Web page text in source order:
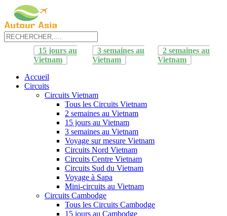
15 jours au
Vietnam
3 semaines au
Vietnam
2 semaines au
Vietnam
Accueil
Circuits
Circuits Vietnam
Tous les Circuits Vietnam
2 semaines au Vietnam
15 jours au Vietnam
3 semaines au Vietnam
Voyage sur mesure Vietnam
Circuits Nord Vietnam
Circuits Centre Vietnam
Circuits Sud du Vietnam
Voyage à Sapa
Mini-circuits au Vietnam
Circuits Cambodge
Tous les Circuits Cambodge
15 jours au Cambodge